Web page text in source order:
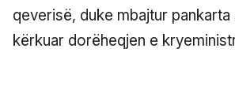
qeverisë, duke mbajtur pankarta
kërkuar dorëheqjen e